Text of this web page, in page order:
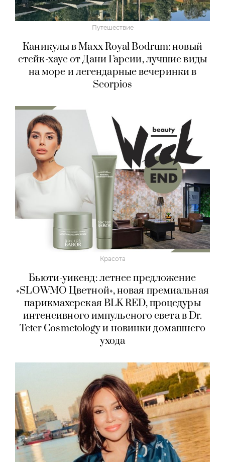
Путешествие
Каникулы в Maxx Royal Bodrum: новый
стейк-хаус от Дани Гарсии, лучшие виды
на море и легендарные вечеринки в
Scorpios
Красота
Бьюти-уикенд: летнее предложение
«SLOWMO Цветной», новая премиальная
парикмахерская BLK RED, процедуры
интенсивного импульсного света в Dr.
Teter Cosmetology и новинки домашнего
ухода